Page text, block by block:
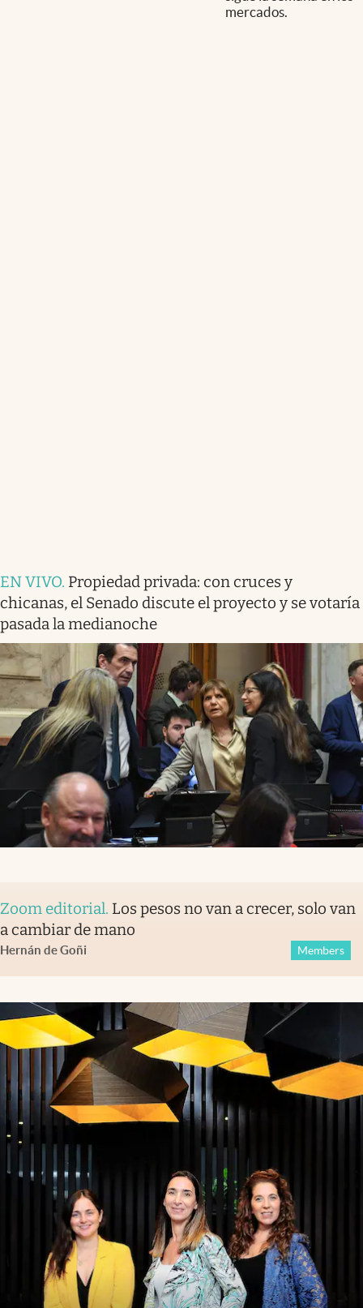
mercados.
EN VIVO. Propiedad privada: con cruces y
chicanas, el Senado discute el proyecto y se votaría
pasada la medianoche
Zoom editorial. Los pesos no van a crecer, solo van
a cambiar de mano
Hernán de Goñi Members